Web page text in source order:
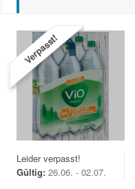
Verpasst!
Leider verpasst!
Gültig: 26.06. - 02.07.